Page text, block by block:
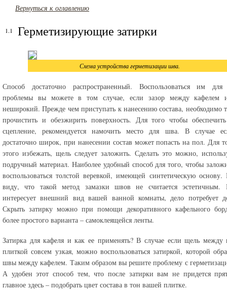
Вернуться к оглавлению
Герметизирующие затирки
Схема устройства герметизации шва.
Способ достаточно распространенный. Воспользоваться им
проблемы вы можете в том случае, если зазор между кафелем
неширокий. Прежде чем приступать к нанесению состава, необходимо
прочистить и обезжирить поверхность. Для того чтобы
сцепление, рекомендуется намочить место для шва. В случае
достаточно широк, при нанесении состав может попасть на пол. Для
этого избежать, щель следует заложить. Сделать это можно,
подручный материал. Наиболее удобный способ для того, чтобы
воспользоваться толстой веревкой, имеющей синтетическую
виду, что такой метод замазки швов не считается эстетичным.
интересует внешний вид вашей ванной комнаты, дело потребует
Скрыть затирку можно при помощи декоративного кафельного
более простого варианта – самоклеящейся ленты.
Затирка для кафеля и как ее применять? В случае если щель
плиткой совсем узкая, можно воспользоваться затиркой, которой
швы между кафелем. Таким образом вы решите проблему с
А удобен этот способ тем, что после затирки вам не придется
главное здесь – подобрать цвет состава в тон вашей плитке.